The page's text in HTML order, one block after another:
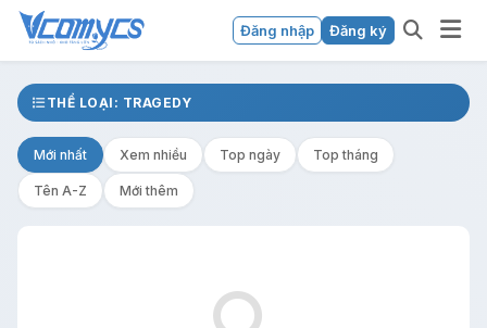
Đăng nhập Đăng ký
THỂ LOẠI: TRAGEDY
Mới nhất Xem nhiều Top ngày Top tháng
Tên A-Z Mới thêm